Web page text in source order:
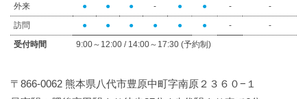
外来
● ● ● - ● ● -
-
訪問
● ● ● ● ● ● -
-
受付時間
9:00～12:00 / 14:00～17:30 (予約制)
〒866-0062 熊本県八代市豊原中町字南原２３６０−１